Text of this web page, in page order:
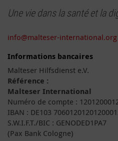
Une vie dans la santé et la
info@malteser-international.org
Informations bancaires
Malteser Hilfsdienst e.V.
Référence :
Malteser International
Numéro de compte :
IBAN : DE103
S.W.I.F.T./BIC : GENODED1PA7
(Pax Bank Cologne)